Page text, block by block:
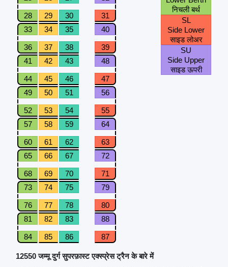
28 29 30
31
33
34 35 40
36 37 38
39
41
42 43 48
44 45 46
47
49
50 51 56
52 53 54
55
57
58 59 64
60 61 62
63
65
66 67 72
68 69 70
71
73
74 75 79
76 77 78
80
81
82 83 88
84 85 86 87
निचली बर्थ
SL
Side Lower
साइड लोअर
SU
Side Upper
साइड ऊपरी
12550 जम्मू दुर्ग सुपरफ़ास्ट एक्स्प्रेस ट्रैन के बारे में